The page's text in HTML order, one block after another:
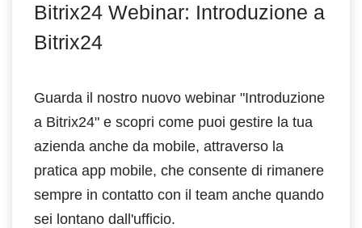
Bitrix24 Webinar: Introduzione a
Bitrix24
Guarda il nostro nuovo webinar "Introduzione
a Bitrix24" e scopri come puoi gestire la tua
azienda anche da mobile, attraverso la
pratica app mobile, che consente di rimanere
sempre in contatto con il team anche quando
sei lontano dall'ufficio.